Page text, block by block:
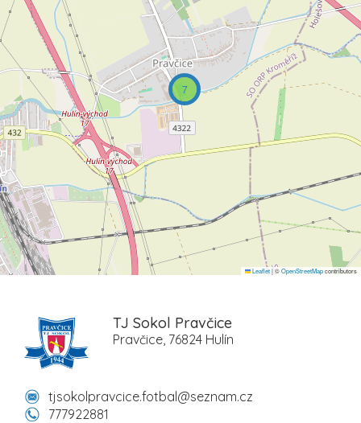
7
Leaflet|©OpenStreetMapcontributors
TJ Sokol Pravčice
Pravčice, 76824 Hulín
tjsokolpravcice.fotbal@seznam.cz
777922881